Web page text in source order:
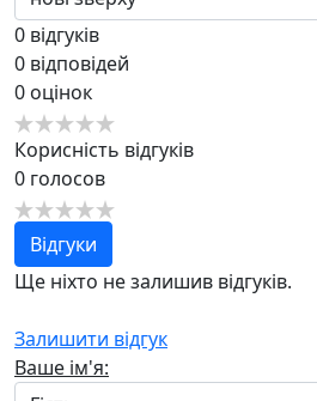
0 відгуків
0 відповідей
0 оцінок
Корисність відгуків
0 голосов
Відгуки
Ще ніхто не залишив відгуків.
Залишити відгук
Ваше ім'я: